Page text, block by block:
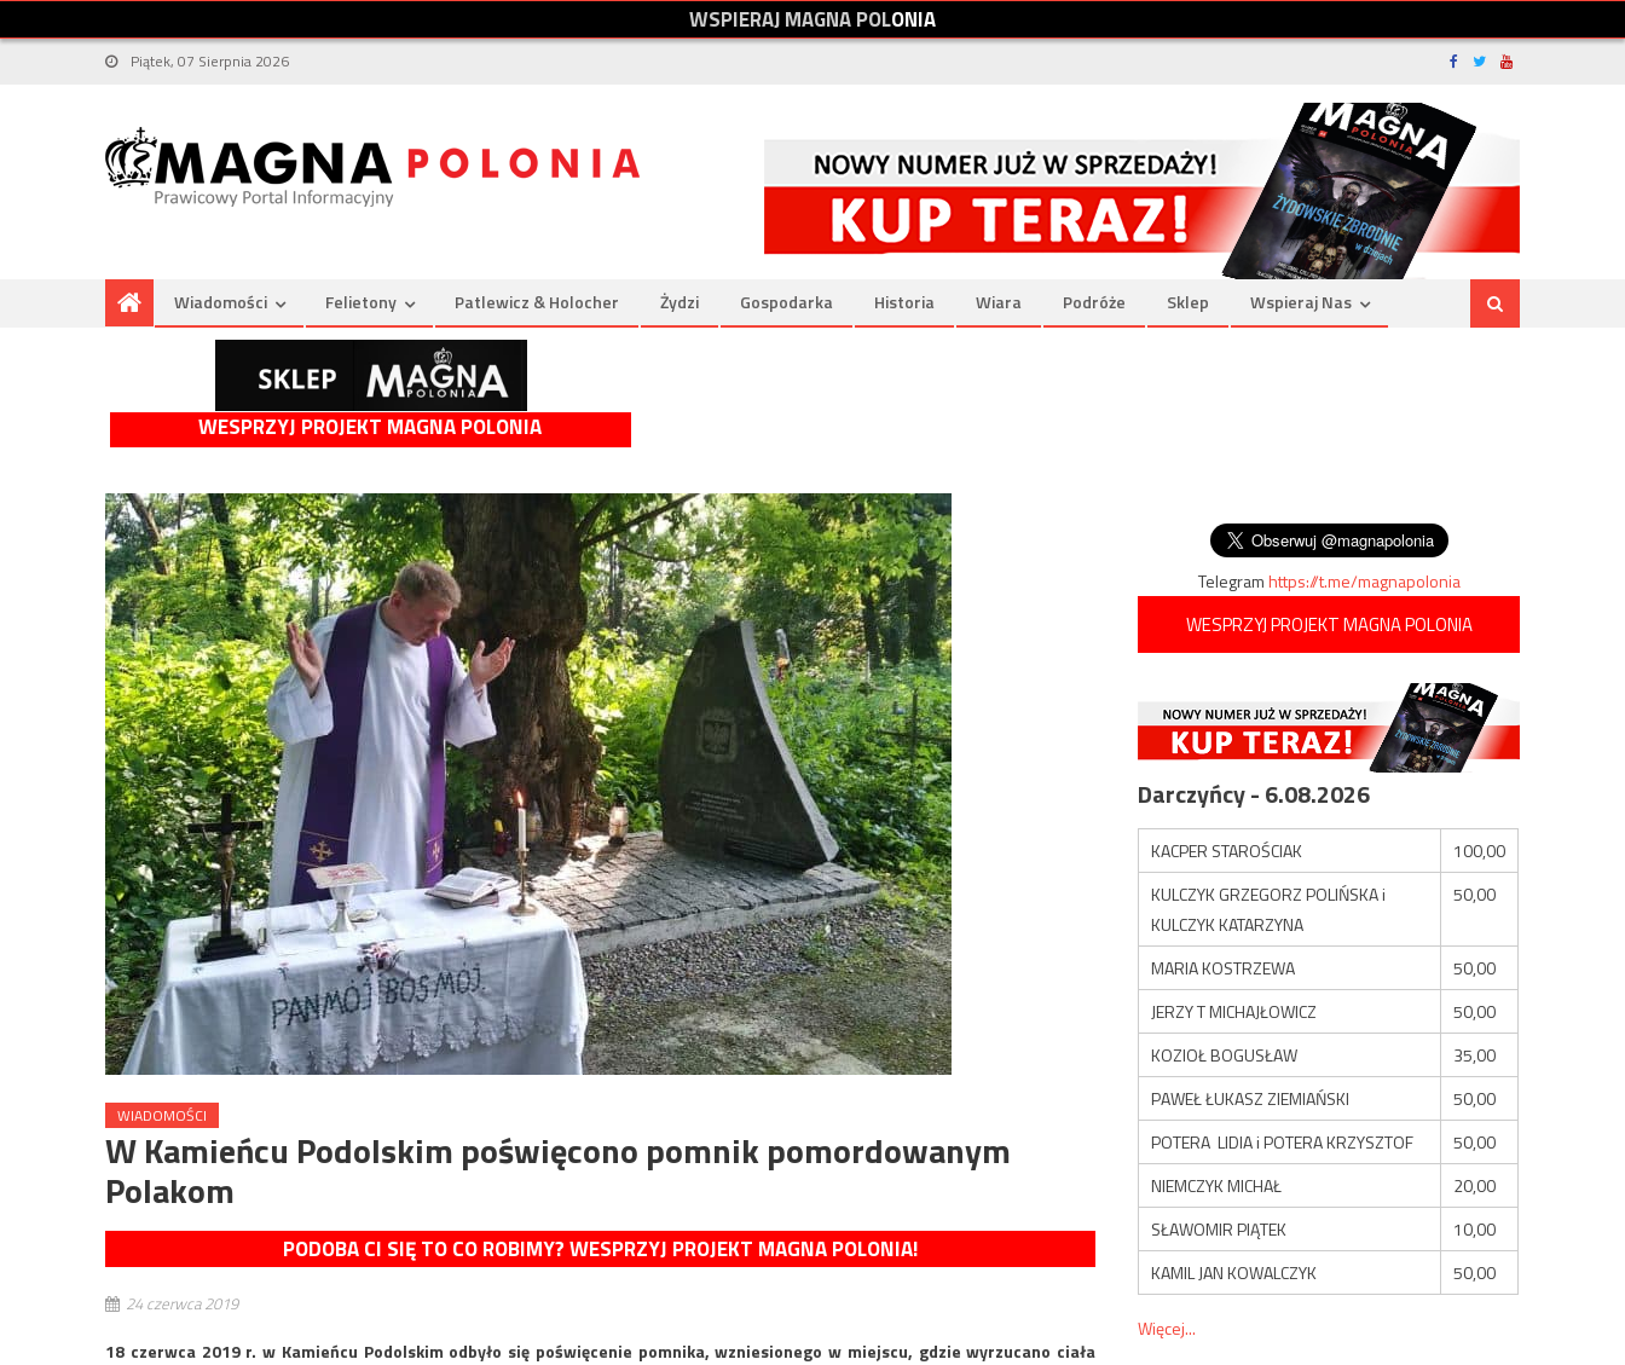
WSPIERAJMAGNAPOLONIA
Piątek, 07 Sierpnia 2026
Wiadomości Felietony Patlewicz & Holocher Żydzi Gospodarka Historia Wiara Podróże Sklep Wspieraj Nas
WESPRZYJ PROJEKT MAGNA POLONIA
WIADOMOŚCI
W Kamieńcu Podolskim poświęcono pomnik pomordowanym
Polakom
PODOBA CI SIĘ TO CO ROBIMY? WESPRZYJ PROJEKT MAGNA POLONIA!
24 czerwca 2019
18 czerwca 2019 r. w Kamieńcu Podolskim odbyło się poświęcenie pomnika, wzniesionego w miejscu, gdzie wyrzucano ciała
Telegramhttps://t.me/magnapolonia
WESPRZYJ PROJEKT MAGNA POLONIA
Darczyńcy - 6.08.2026
KACPER STAROŚCIAK
100,00
KULCZYK GRZEGORZ POLIŃSKA i
KULCZYK KATARZYNA
50,00
MARIA KOSTRZEWA
50,00
JERZY T MICHAJŁOWICZ
50,00
KOZIOŁ BOGUSŁAW
35,00
PAWEŁ ŁUKASZ ZIEMIAŃSKI
50,00
POTERA LIDIA i POTERA KRZYSZTOF
50,00
NIEMCZYK MICHAŁ
20,00
SŁAWOMIR PIĄTEK
10,00
KAMIL JAN KOWALCZYK
50,00
Więcej...